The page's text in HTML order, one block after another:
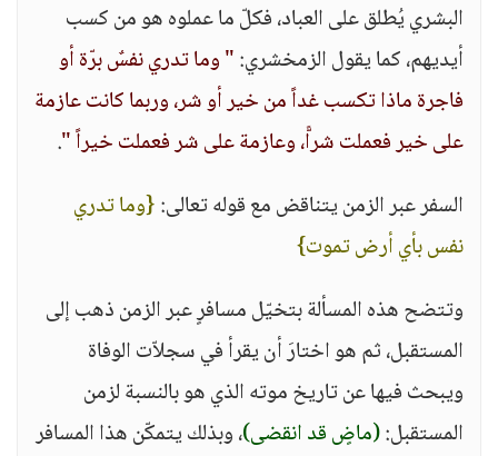
البشري يُطلق على العباد، فكلّ ما عملوه هو من كسب
أيديهم، كما يقول الزمخشري:" وما تدري نفسٌ برّة أو
فاجرة ماذا تكسب غداً من خير أو شر، وربما كانت عازمة
على خير فعملت شراًّ، وعازمة على شر فعملت خيراً ".
السفر عبر الزمن يتناقض مع قوله تعالى:{وما تدري
نفس بأي أرض تموت}
وتتضح هذه المسألة بتخيّل مسافرٍ عبر الزمن ذهب إلى
المستقبل، ثم هو اختارَ أن يقرأ في سجلاّت الوفاة
ويبحث فيها عن تاريخ موته الذي هو بالنسبة لزمن
المستقبل:(ماضٍ قد انقضى)، وبذلك يتمكّن هذا المسافر